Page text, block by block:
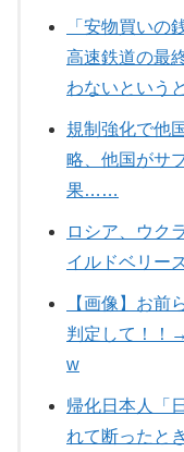
「安物買いの
高速鉄道の最
わないという
規制強化で他
略、他国がサ
果……
ロシア、ウク
イルドベリー
【画像】お前
判定して！！
w
帰化日本人「
れて断ったと